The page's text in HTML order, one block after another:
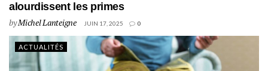
alourdissent les primes
byMichel Lanteigne JUIN 17, 2025 0
ACTUALITÉS